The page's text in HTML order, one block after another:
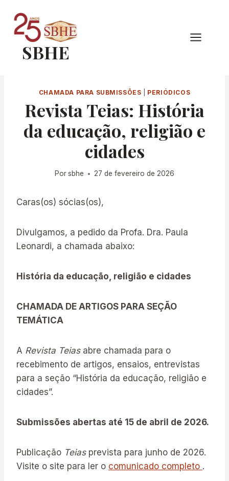
para
ConteúdoSBHE
CHAMADA PARA SUBMISSÕES PERIÓDICOS
Revista Teias: História
da educação, religião e
cidades
Porsbhe 27 de fevereiro de 2026
Caras(os) sócias(os),
Divulgamos, a pedido da Profa. Dra. Paula
Leonardi, a chamada abaixo:
História da educação, religião e cidades
CHAMADA DE ARTIGOS PARA SEÇÃO
TEMÁTICA
A Revista Teiasabre chamada para o
recebimento de artigos, ensaios, entrevistas
para a seção “História da educação, religião e
cidades”.
Submissões abertas até 15 de abril de 2026.
Publicação Teiasprevista para junho de 2026.
Visite o site para ler o comunicado completo .